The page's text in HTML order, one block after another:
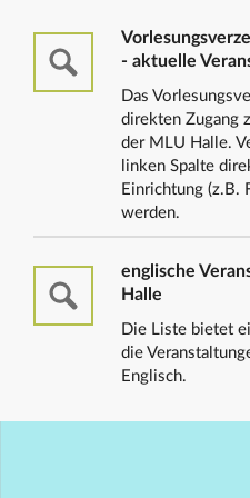
- aktuelle
Das
direkten Zugang
der MLU Halle.
linken Spalte
Einrichtung (z.B.
werden.
englische
Halle
Die Liste bietet
die
Englisch.